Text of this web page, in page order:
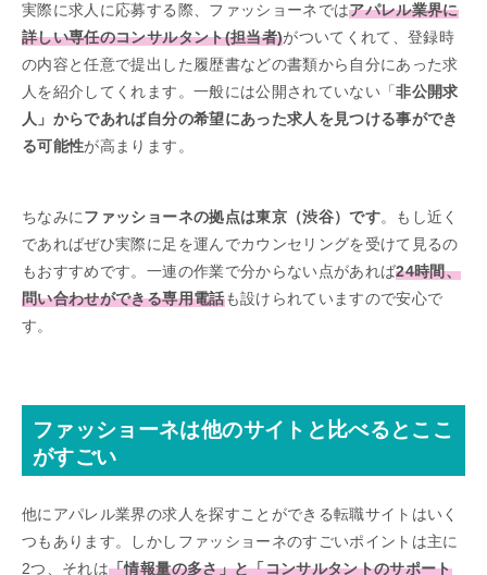
実際に求人に応募する際、ファッショーネではアパレル業界に
詳しい専任のコンサルタント(担当者)がついてくれて、登録時
の内容と任意で提出した履歴書などの書類から自分にあった求
人を紹介してくれます。一般には公開されていない「非公開求
人」からであれば自分の希望にあった求人を見つける事ができ
る可能性が高まります。
ちなみにファッショーネの拠点は東京（渋谷）です。もし近く
であればぜひ実際に足を運んでカウンセリングを受けて見るの
もおすすめです。一連の作業で分からない点があれば24時間、
問い合わせができる専用電話も設けられていますので安心で
す。
ファッショーネは他のサイトと比べるとここ
がすごい
他にアパレル業界の求人を探すことができる転職サイトはいく
つもあります。しかしファッショーネのすごいポイントは主に
2つ、それは「情報量の多さ」と「コンサルタントのサポート